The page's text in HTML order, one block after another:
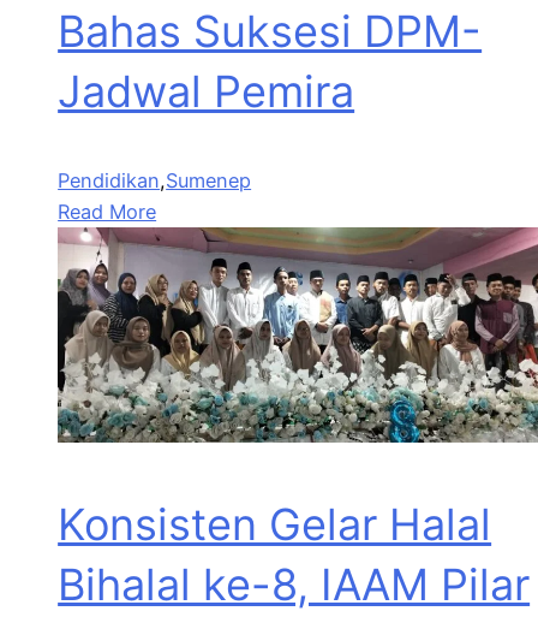
Bahas Suksesi DPM-
Jadwal Pemira
Pendidikan,Sumenep
Read More
Konsisten Gelar Halal
Bihalal ke-8, IAAM Pilar